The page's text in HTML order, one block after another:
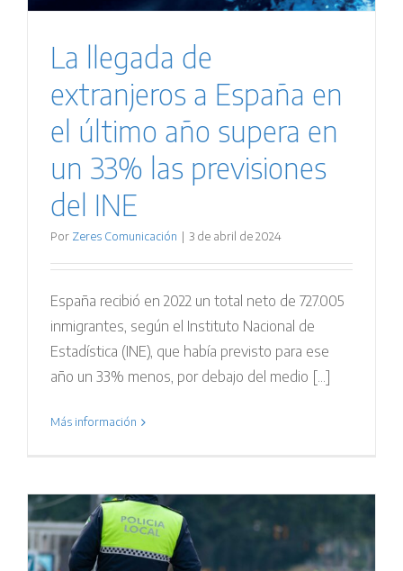
La llegada de
extranjeros a España en
el último año supera en
un 33% las previsiones
del INE
Por Zeres Comunicación | 3 de abril de 2024
España recibió en 2022 un total neto de 727.005
inmigrantes, según el Instituto Nacional de
Estadística (INE), que había previsto para ese
año un 33% menos, por debajo del medio [...]
Más información